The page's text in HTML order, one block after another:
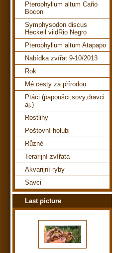
Pterophyllum altum Caño
Bocon
Symphysodon discus
Heckell vildRio Negro
Pterophyllum altum Atapapo
Nabídka zvířat 9-10/2013
Rok
Mé cesty za přírodou
Ptáci (papoušci,sovy,dravci
aj.)
Rostliny
Poštovní holubi
Různé
Terarijní zvířata
Akvarijní ryby
Savci
Last picture